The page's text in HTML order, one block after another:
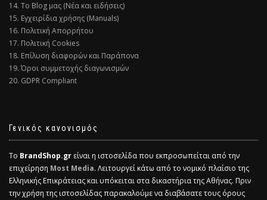
14. Το Blog μας (Νέα και ειδήσεις)
15. Εγχειρίδια χρήσης (Manuals)
16. Πολιτική Απορρήτου
17. Πολιτική Cookies
18. Επίλυση διαφορών και Παράπονα
19. Όροι συμμετοχής διαγωνισμών
20. GDPR Compliant
Γενικός κανονισμός
Το BrandShop.gr είναι η ιστοσελίδα που εκπροσωπείται από την
επιχείρηση Most Media. Λειτουργεί κάτω από το νομικό πλαίσιο της
Ελληνικής Επικράτειας και υπόκειται στα δικαστήρια της Αθήνας. Πριν
την χρήση της ιστοσελίδας παρακαλούμε να διαβάσατε τους όρους